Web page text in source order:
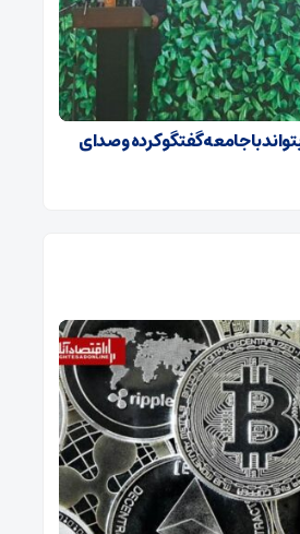
با جامعه گفتگو کرده و صدای